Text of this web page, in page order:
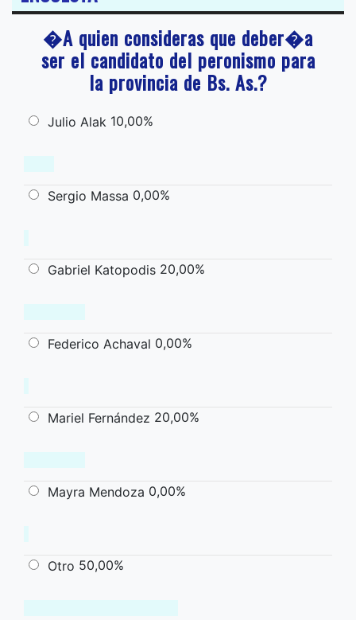
�A quien consideras que deber�a
ser el candidato del peronismo para
la provincia de Bs. As.?
Julio Alak 10,00%
Sergio Massa 0,00%
Gabriel Katopodis 20,00%
Federico Achaval 0,00%
Mariel Fernández 20,00%
Mayra Mendoza 0,00%
Otro 50,00%